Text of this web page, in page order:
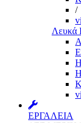
/
Λευκά
ΕΡΓΑΛΕΙΑ